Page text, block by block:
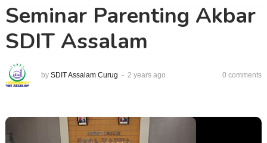
Seminar Parenting Akbar
SDIT Assalam
by SDIT Assalam Curug 2 years ago 0 comments